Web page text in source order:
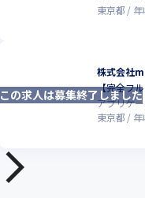
東京都
年
株式会社
【完全フ
アプリケ
東京都
年
この求人は募集終了しました